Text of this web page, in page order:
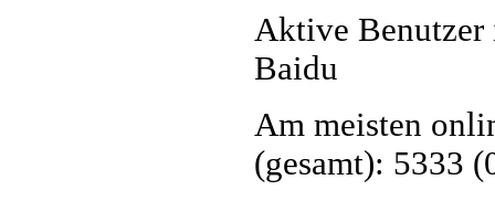
Aktive Benutzer
Baidu
Am meisten
(gesamt): 5333